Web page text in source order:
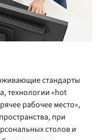
стандарты
технологии «hot
рабочее место»,
при
столов и